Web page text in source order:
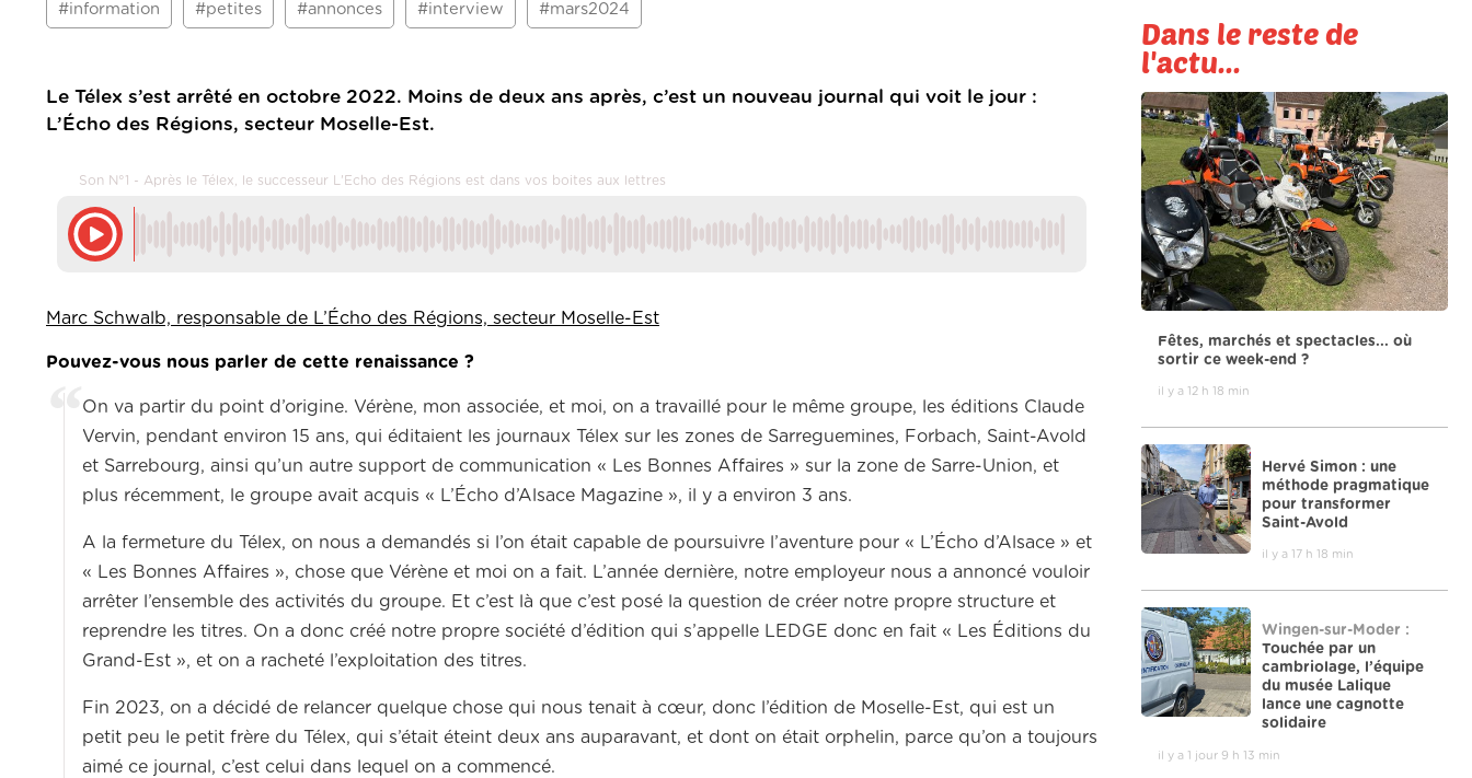
#information #petites #annonces #interview #mars2024
Le Télex s’est arrêté en octobre 2022. Moins de deux ans après, c’est un nouveau journal qui voit le jour :
L’Écho des Régions, secteur Moselle-Est.
Son N°1 - Après le Télex, le successeur L'Echo des Régions est dans vos boites aux lettres
Marc Schwalb, responsable de L’Écho des Régions, secteur Moselle-Est
Pouvez-vous nous parler de cette renaissance ?
On va partir du point d’origine. Vérène, mon associée, et moi, on a travaillé pour le même groupe, les éditions Claude
Vervin, pendant environ 15 ans, qui éditaient les journaux Télex sur les zones de Sarreguemines, Forbach, Saint-Avold
et Sarrebourg, ainsi qu’un autre support de communication « Les Bonnes Affaires » sur la zone de Sarre-Union, et
plus récemment, le groupe avait acquis « L’Écho d’Alsace Magazine », il y a environ 3 ans.
A la fermeture du Télex, on nous a demandés si l’on était capable de poursuivre l’aventure pour « L’Écho d’Alsace » et
« Les Bonnes Affaires », chose que Vérène et moi on a fait. L’année dernière, notre employeur nous a annoncé vouloir
arrêter l’ensemble des activités du groupe. Et c’est là que c’est posé la question de créer notre propre structure et
reprendre les titres. On a donc créé notre propre société d’édition qui s’appelle LEDGE donc en fait « Les Éditions du
Grand-Est », et on a racheté l’exploitation des titres.
Fin 2023, on a décidé de relancer quelque chose qui nous tenait à cœur, donc l’édition de Moselle-Est, qui est un
petit peu le petit frère du Télex, qui s’était éteint deux ans auparavant, et dont on était orphelin, parce qu’on a toujours
aimé ce journal, c’est celui dans lequel on a commencé.
Dans le reste de
l'actu...
Fêtes, marchés et spectacles... où
sortir ce week-end ?
il y a 12 h 18 min
Hervé Simon : une
méthode pragmatique
pour transformer
Saint-Avold
il y a 17 h 18 min
Wingen-sur-Moder :
Touchée par un
cambriolage, l’équipe
du musée Lalique
lance une cagnotte
solidaire
il y a 1 jour 9 h 13 min